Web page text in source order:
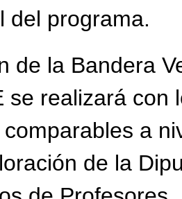
del programa.
de la Bandera
se realizará con
a
de la